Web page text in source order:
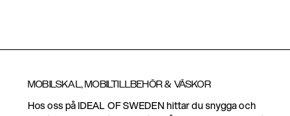
MOBILSKAL, MOBILTILLBEHÖR & VÄSKOR
Hos oss på IDEAL OF SWEDEN hittar du snygga och